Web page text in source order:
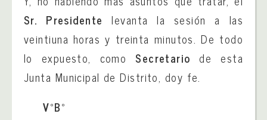
Sr. Presidente levanta la sesión a las
veintiuna horas y treinta minutos. De todo
lo expuesto, comoSecretario de esta
Junta Municipal de Distrito, doy fe.
VºBº